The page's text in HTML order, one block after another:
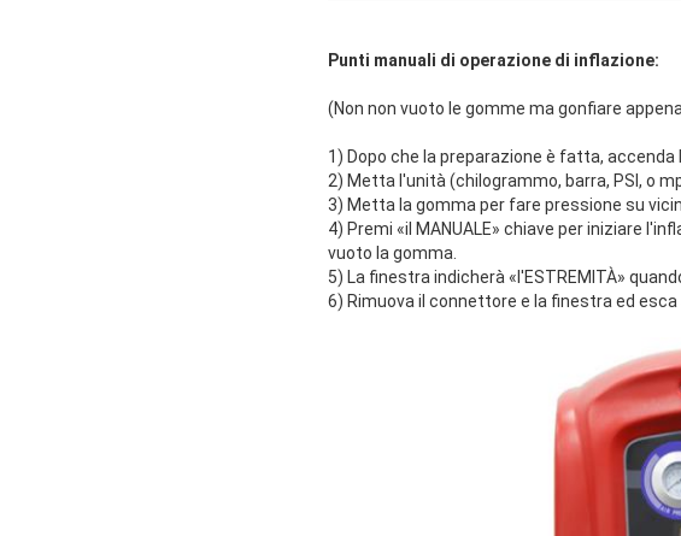
Punti manuali di operazione di inflazione:
(Non non vuoto le gomme ma gonfiare
1) Dopo che la preparazione è fatta, accenda
2) Metta l'unità (chilogrammo, barra, PSI, o
3) Metta la gomma per fare pressione su
4) Premi «il MANUALE» chiave per iniziare
vuoto la gomma.
5) La finestra indicherà «l'ESTREMITÀ»
6) Rimuova il connettore e la finestra ed